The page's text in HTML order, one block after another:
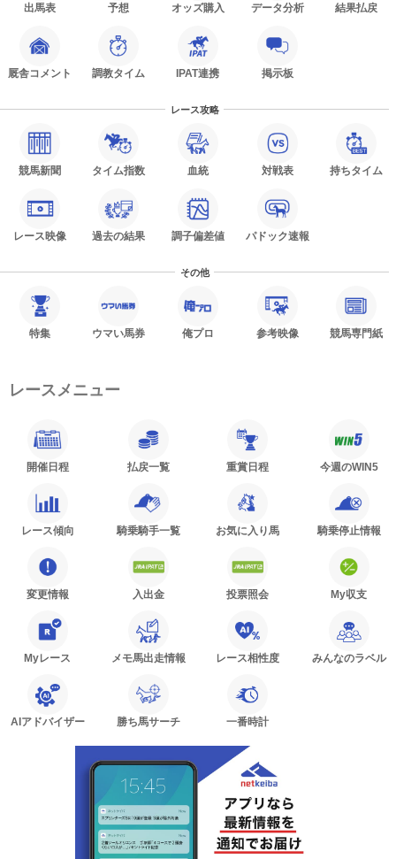
出馬表 予想 オッズ購入 データ分析 結果払戻
厩舎コメント 調教タイム IPAT連携 掲示板
レース攻略
競馬新聞 タイム指数 血統 対戦表 持ちタイム
レース映像 過去の結果 調子偏差値 パドック速報
その他
特集 ウマい馬券 俺プロ 参考映像 競馬専門紙
レースメニュー
開催日程 払戻一覧 重賞日程 今週のWIN5
レース傾向 騎乗騎手一覧 お気に入り馬 騎乗停止情報
変更情報 入出金 投票照会 My収支
Myレース メモ馬出走情報 レース相性度 みんなのラベル
AIアドバイザー 勝ち馬サーチ 一番時計